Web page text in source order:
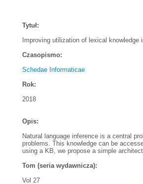
Tytuł:
Improving utilization of lexical knowledge
Czasopismo:
Schedae Informaticae
Rok:
2018
Opis:
Natural language inference is a central
problems. This knowledge can be
using a KB, we propose a simple
Tom (seria wydawnicza):
Vol 27